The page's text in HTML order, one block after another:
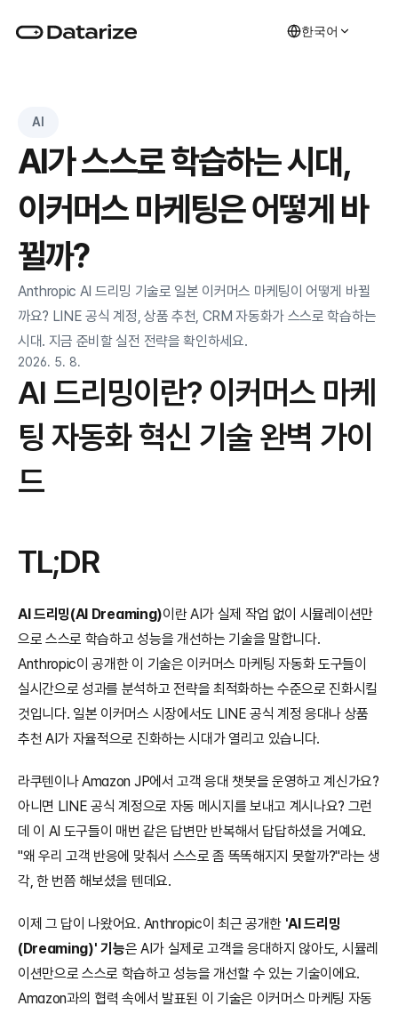
한국어
AI
AI가 스스로 학습하는 시대,
이커머스 마케팅은 어떻게 바
뀔까?
Anthropic AI 드리밍 기술로 일본 이커머스 마케팅이 어떻게 바뀔
까요? LINE 공식 계정, 상품 추천, CRM 자동화가 스스로 학습하는
시대. 지금 준비할 실전 전략을 확인하세요.
2026. 5. 8.
AI 드리밍이란? 이커머스 마케
팅 자동화 혁신 기술 완벽 가이
드
TL;DR
AI 드리밍(AI Dreaming)이란 AI가 실제 작업 없이 시뮬레이션만
으로 스스로 학습하고 성능을 개선하는 기술을 말합니다.
Anthropic이 공개한 이 기술은 이커머스 마케팅 자동화 도구들이
실시간으로 성과를 분석하고 전략을 최적화하는 수준으로 진화시킬
것입니다. 일본 이커머스 시장에서도 LINE 공식 계정 응대나 상품
추천 AI가 자율적으로 진화하는 시대가 열리고 있습니다.
라쿠텐이나 Amazon JP에서 고객 응대 챗봇을 운영하고 계신가요?
아니면 LINE 공식 계정으로 자동 메시지를 보내고 계시나요? 그런
데 이 AI 도구들이 매번 같은 답변만 반복해서 답답하셨을 거예요.
"왜 우리 고객 반응에 맞춰서 스스로 좀 똑똑해지지 못할까?"라는 생
각, 한 번쯤 해보셨을 텐데요.
이제 그 답이 나왔어요. Anthropic이 최근 공개한 'AI 드리밍
(Dreaming)' 기능은 AI가 실제로 고객을 응대하지 않아도, 시뮬레
이션만으로 스스로 학습하고 성능을 개선할 수 있는 기술이에요.
Amazon과의 협력 속에서 발표된 이 기술은 이커머스 마케팅 자동